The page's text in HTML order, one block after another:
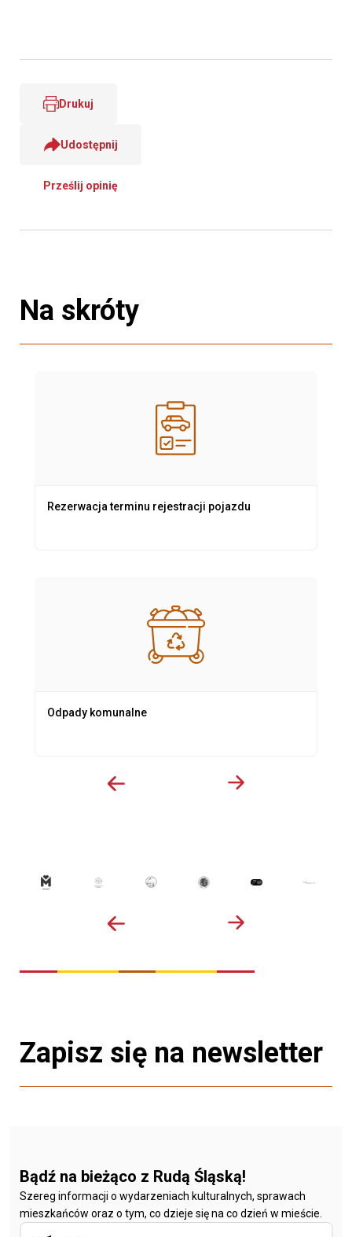
Drukuj
Udostępnij
Prześlij opinię
Na skróty
Rezerwacja terminu rejestracji pojazdu
Odpady komunalne
Zapisz się na newsletter
Bądź na bieżąco z Rudą Śląską!
Szereg informacji o wydarzeniach kulturalnych, sprawach
mieszkańców oraz o tym, co dzieje się na co dzień w mieście.